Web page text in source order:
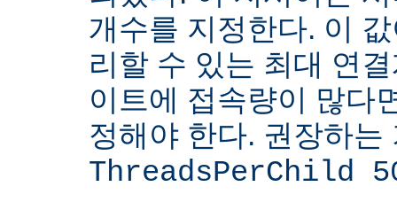
개수를 지정한다. 이
리할 수 있는 최대 연
이트에 접속량이 많다
정해야 한다. 권장하는
ThreadsPerChild